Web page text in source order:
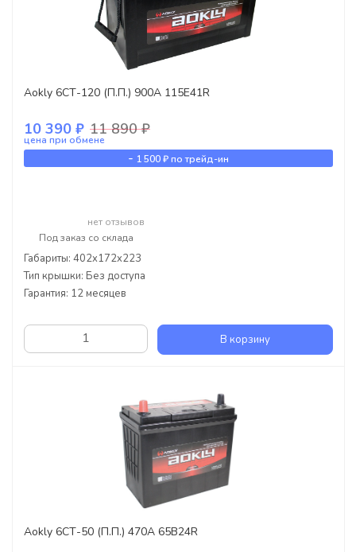
Aokly 6СТ-120 (П.П.) 900А 115Е41R
10 390 ₽ 11 890 ₽
цена при обмене
- 1 500 ₽по трейд-ин
нет отзывов
Под заказ со склада
Габариты: 402x172x223
Тип крышки: Без доступа
Гарантия: 12 месяцев
В корзину
Aokly 6СТ-50 (П.П.) 470А 65B24R